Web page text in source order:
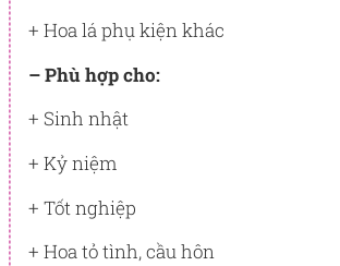
+ Hoa lá phụ kiện khác
– Phù hợp cho:
+ Sinh nhật
+ Kỷ niệm
+ Tốt nghiệp
+ Hoa tỏ tình, cầu hôn